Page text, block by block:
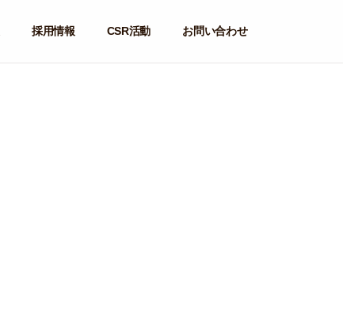
採用情報 CSR活動 お問い合わせ